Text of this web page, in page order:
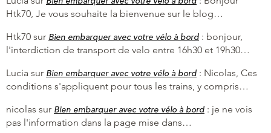
Htk70, Je vous souhaite la bienvenue sur le blog…
Htk70 sur Bien embarquer avec votre vélo à bord : bonjour,
l'interdiction de transport de velo entre 16h30 et 19h30…
Lucia sur Bien embarquer avec votre vélo à bord : Nicolas, Ces
conditions s'appliquent pour tous les trains, y compris…
nicolas sur Bien embarquer avec votre vélo à bord : je ne vois
pas l'information dans la page mise dans…